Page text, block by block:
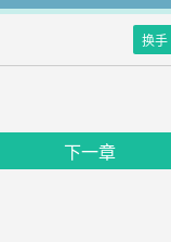
换手
下一章